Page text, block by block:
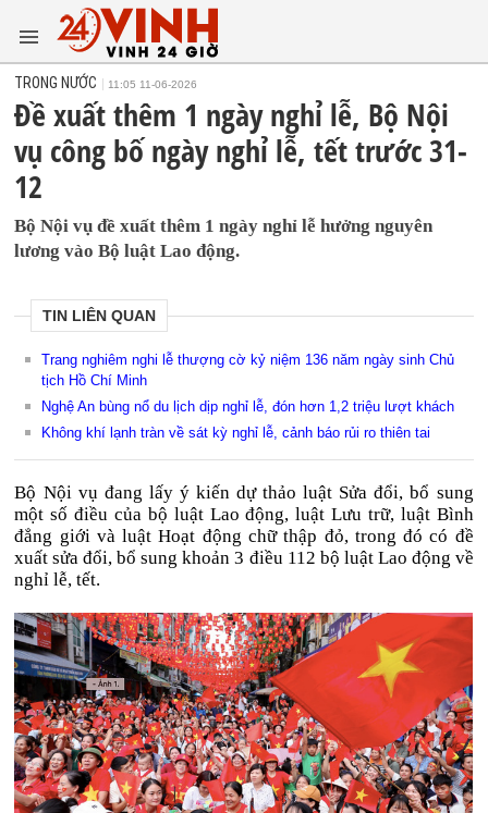
TRONG NƯỚC 11:05 11-06-2026
Đề xuất thêm 1 ngày nghỉ lễ, Bộ Nội
vụ công bố ngày nghỉ lễ, tết trước 31-
12
Bộ Nội vụ đề xuất thêm 1 ngày nghỉ lễ hưởng nguyên
lương vào Bộ luật Lao động.
TIN LIÊN QUAN
Trang nghiêm nghi lễ thượng cờ kỷ niệm 136 năm ngày sinh Chủ
tịch Hồ Chí Minh
Nghệ An bùng nổ du lịch dịp nghỉ lễ, đón hơn 1,2 triệu lượt khách
Không khí lạnh tràn về sát kỳ nghỉ lễ, cảnh báo rủi ro thiên tai
Bộ Nội vụ đang lấy ý kiến dự thảo luật Sửa đổi, bổ sung
một số điều của bộ luật Lao động, luật Lưu trữ, luật Bình
đẳng giới và luật Hoạt động chữ thập đỏ, trong đó có đề
xuất sửa đổi, bổ sung khoản 3 điều 112 bộ luật Lao động về
nghỉ lễ, tết.